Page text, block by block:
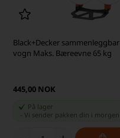
Black+Decker sammenleggbar
vogn Maks. Bæreevne 65 kg
445,00 NOK
På lager
-Vi sender pakken din i morgen